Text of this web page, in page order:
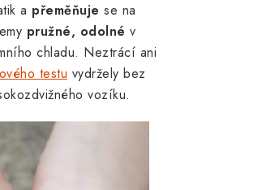
a přeměňuje se na
pružné, odolné v
chladu. Neztrácí ani
testu vydržely bez
vozíku.